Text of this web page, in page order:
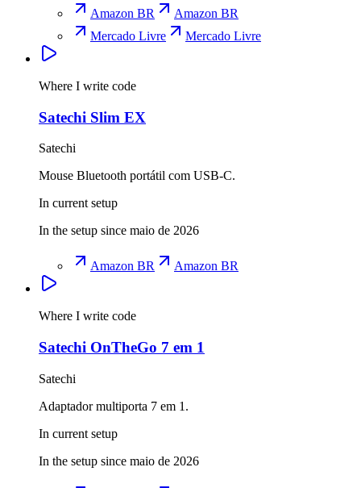
Amazon BR
Amazon BR
Mercado Livre
Mercado Livre
Where I write code
Satechi Slim EX
Satechi
Mouse Bluetooth portátil com USB-C.
In current setup
In the setup since maio de 2026
Amazon BR Amazon BR
Where I write code
Satechi OnTheGo 7 em 1
Satechi
Adaptador multiporta 7 em 1.
In current setup
In the setup since maio de 2026